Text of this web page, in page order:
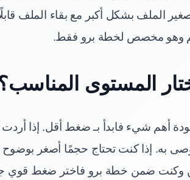
الملف بشكل أكبر مع بقاء الملف
وهو مخصص لخطة برو فقط.
المستوى
أهم شيء فابدأ بـ ضغط أقل. إذا
به. إذا كنت تحتاج حجمًا أصغر
ضمن خطة برو فاختر ضغط قوي